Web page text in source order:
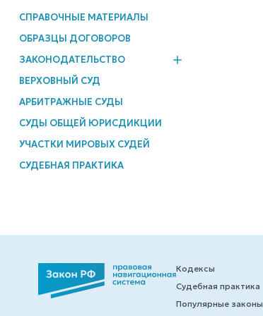
СПРАВОЧНЫЕ МАТЕРИАЛЫ
ОБРАЗЦЫ ДОГОВОРОВ
ЗАКОНОДАТЕЛЬСТВО
ВЕРХОВНЫЙ СУД
АРБИТРАЖНЫЕ СУДЫ
СУДЫ ОБЩЕЙ ЮРИСДИКЦИИ
УЧАСТКИ МИРОВЫХ СУДЕЙ
СУДЕБНАЯ ПРАКТИКА
Кодексы
Судебная практика
Популярные законы